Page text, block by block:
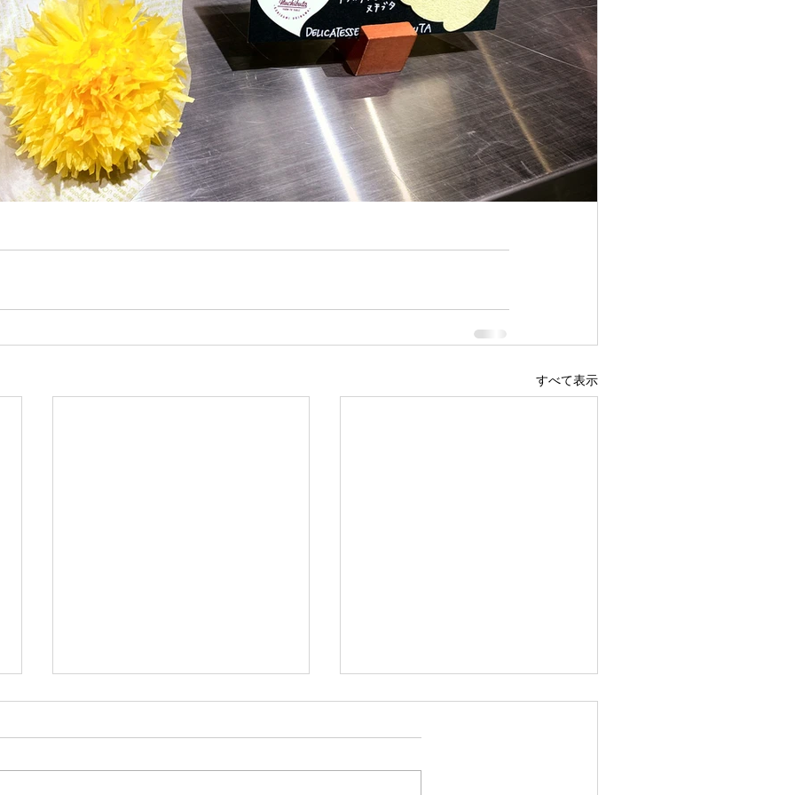
すべて表示